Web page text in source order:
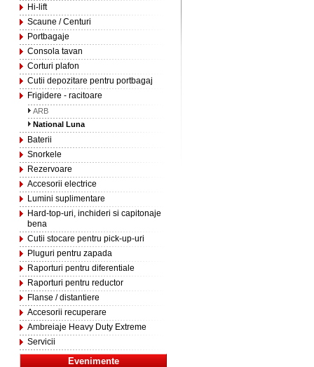
Hi-lift
Scaune / Centuri
Portbagaje
Consola tavan
Corturi plafon
Cutii depozitare pentru portbagaj
Frigidere - racitoare
ARB
National Luna
Baterii
Snorkele
Rezervoare
Accesorii electrice
Lumini suplimentare
Hard-top-uri, inchideri si capitonaje
bena
Cutii stocare pentru pick-up-uri
Pluguri pentru zapada
Raporturi pentru diferentiale
Raporturi pentru reductor
Flanse / distantiere
Accesorii recuperare
Ambreiaje Heavy Duty Extreme
Servicii
Evenimente